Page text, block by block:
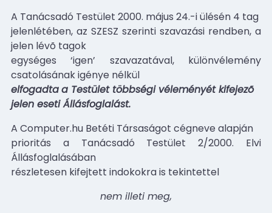
A Tanácsadó Testület 2000. május 24.-i ülésén 4 tag
jelenlétében, az SZESZ szerinti szavazási rendben, a
jelen lévõ tagok
egységes ‘igen’ szavazatával, különvélemény
csatolásának igénye nélkül
elfogadtaa Testület többségi véleményét kifejezõ
jelen eseti Állásfoglalást.
A Computer.hu Betéti Társaságot cégneve alapján
prioritás a Tanácsadó Testület 2/2000. Elvi
Állásfoglalásában
részletesen kifejtett indokokra is tekintettel
nem illeti meg,